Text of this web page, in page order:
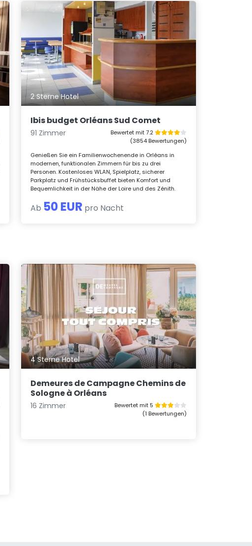
2 Sterne Hotel
Ibis budget Orléans Sud Comet
91 Zimmer
Bewertet mit 7.2
(3854 Bewertungen)
Genießen Sie ein Familienwochenende in Orléans in
modernen, funktionalen Zimmern für bis zu drei
Personen. Kostenloses WLAN, Spielplatz, sicherer
Parkplatz und Frühstücksbuffet bieten Komfort und
Bequemlichkeit in der Nähe der Loire und des Zénith.
Ab 50 EUR pro Nacht
4 Sterne Hotel
Demeures de Campagne Chemins de
Sologne à Orléans
16 Zimmer
Bewertet mit 5
(1 Bewertungen)